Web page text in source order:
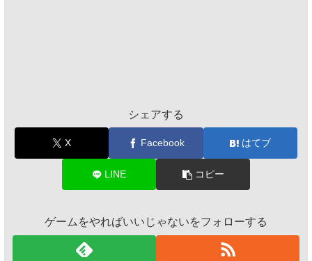
シェアする
X Facebook はてブ
LINE コピー
ゲームをやればいいじゃないをフォローする